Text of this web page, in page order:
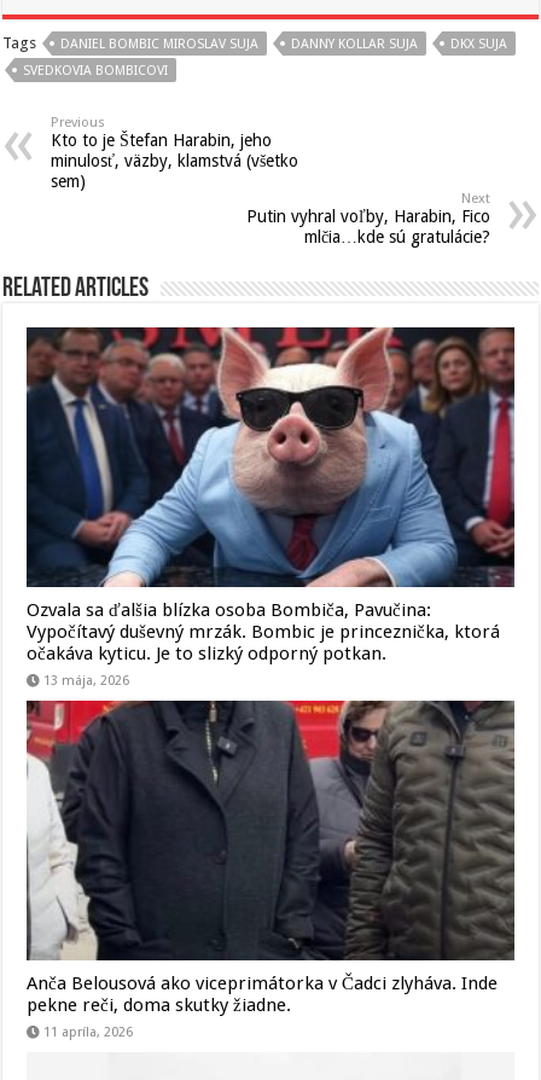
Tags DANIEL BOMBIC MIROSLAV SUJA DANNY KOLLAR SUJA
DKX SUJA
SVEDKOVIA BOMBICOVI
Previous
Kto to je Štefan Harabin, jeho
minulosť, väzby, klamstvá (všetko
sem)
Next
Putin vyhral voľby, Harabin, Fico
mlčia…kde sú gratulácie?
Related Articles
Ozvala sa ďalšia blízka osoba Bombiča, Pavučina:
Vypočítavý duševný mrzák. Bombic je princeznička, ktorá
očakáva kyticu. Je to slizký odporný potkan.
13 mája, 2026
Anča Belousová ako viceprimátorka v Čadci zlyháva. Inde
pekne reči, doma skutky žiadne.
11 apríla, 2026